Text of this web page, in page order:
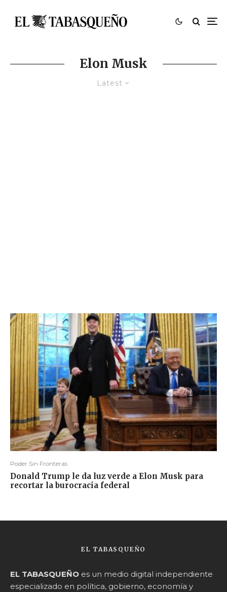
Elon Musk
Latest
Poder Sin Fronteras
Donald Trump le da luz verde a Elon Musk para
recortar la burocracia federal
EL TABASQUEÑO
EL TABASQUEÑO es un medio digital independiente
especializado en política, gobierno, economía y